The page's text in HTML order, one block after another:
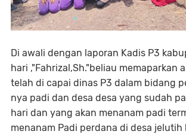
Di awali dengan laporan Kadis P3
hari ,"Fahrizal,Sh."beliau memaparkan
telah di capai dinas P3 dalam bidang
nya padi dan desa desa yang sudah
hari dan yang akan menanam padi
menanam Padi perdana di desa jelutih